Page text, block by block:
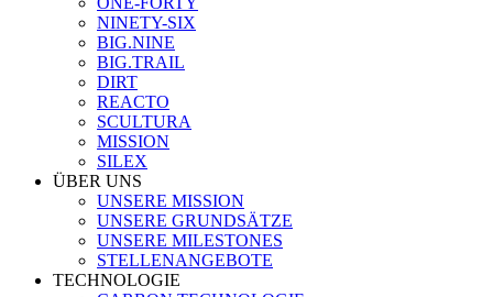
NINETY-SIX
BIG.NINE
BIG.TRAIL
DIRT
REACTO
SCULTURA
MISSION
SILEX
ÜBER UNS
UNSERE MISSION
UNSERE GRUNDSÄTZE
UNSERE MILESTONES
STELLENANGEBOTE
TECHNOLOGIE